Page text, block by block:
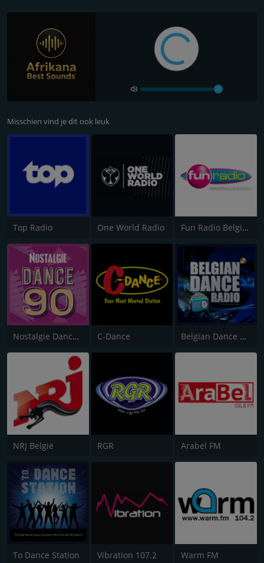
Misschien vind je dit ook leuk
Top Radio One World Radio Fun Radio Belgique
Nostalgie Dance 90 C-Dance Belgian Dance Radio
NRJ België RGR Arabel FM
To Dance Station Vibration 107.2 Warm FM